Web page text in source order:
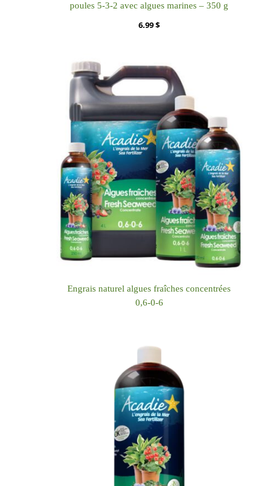
poules 5-3-2 avec algues marines – 350 g
6.99$
Engrais naturel algues fraîches concentrées
0,6-0-6